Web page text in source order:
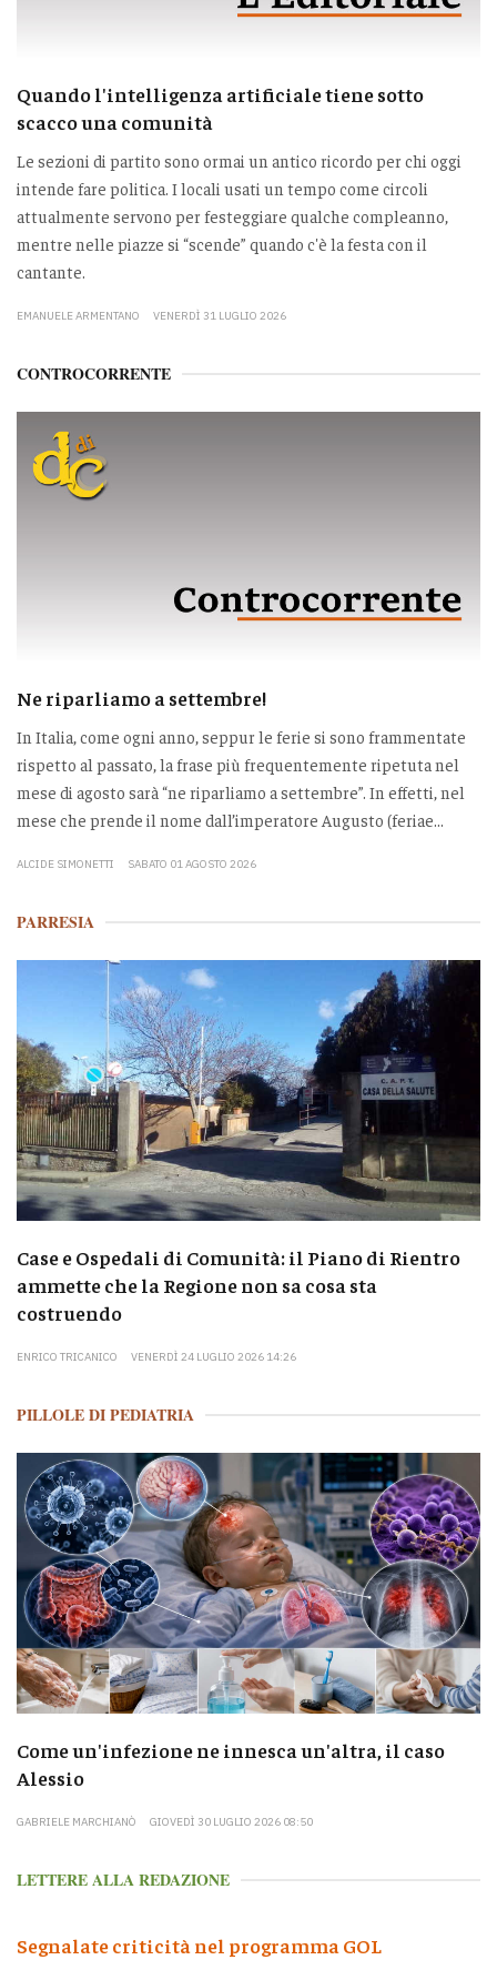
Quando l'intelligenza artificiale tiene sotto
scacco una comunità
Le sezioni di partito sono ormai un antico ricordo per chi oggi
intende fare politica. I locali usati un tempo come circoli
attualmente servono per festeggiare qualche compleanno,
mentre nelle piazze si “scende” quando c'è la festa con il
cantante.
EMANUELE ARMENTANO VENERDÌ 31 LUGLIO 2026
CONTROCORRENTE
Ne riparliamo a settembre!
In Italia, come ogni anno, seppur le ferie si sono frammentate
rispetto al passato, la frase più frequentemente ripetuta nel
mese di agosto sarà “ne riparliamo a settembre”. In effetti, nel
mese che prende il nome dall’imperatore Augusto (feriae...
ALCIDE SIMONETTI SABATO 01 AGOSTO 2026
PARRESIA
Case e Ospedali di Comunità: il Piano di Rientro
ammette che la Regione non sa cosa sta
costruendo
ENRICO TRICANICO VENERDÌ 24 LUGLIO 2026 14:26
PILLOLE DI PEDIATRIA
Come un'infezione ne innesca un'altra, il caso
Alessio
GABRIELE MARCHIANÒ GIOVEDÌ 30 LUGLIO 2026 08:50
LETTERE ALLA REDAZIONE
Segnalate criticità nel programma GOL